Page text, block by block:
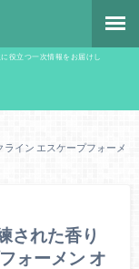
役立つ一次情報をお届けし
イン エスケープフォーメ
された香り
ォーメン オ